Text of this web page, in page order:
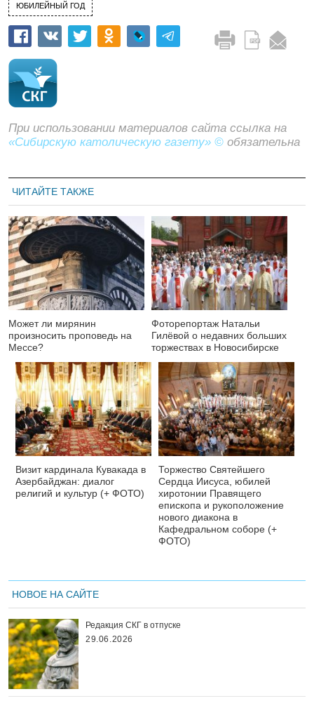
ЮБИЛЕЙНЫЙ ГОД
При использовании материалов сайта ссылка на
«Сибирскую католическую газету» © обязательна
ЧИТАЙТЕ ТАКЖЕ
Может ли мирянин
произносить проповедь на
Мессе?
Фоторепортаж Натальи
Гилёвой о недавних больших
торжествах в Новосибирске
Визит кардинала Кувакада в
Азербайджан: диалог
религий и культур (+ ФОТО)
Торжество Святейшего
Сердца Иисуса, юбилей
хиротонии Правящего
епископа и рукоположение
нового диакона в
Кафедральном соборе (+
ФОТО)
НОВОЕ НА САЙТЕ
Редакция СКГ в отпуске
29.06.2026